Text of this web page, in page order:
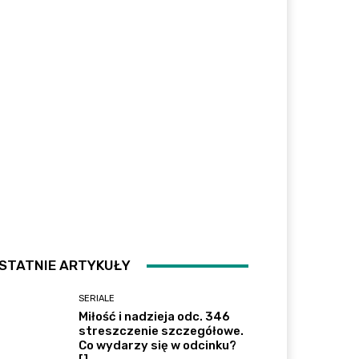
ARTYKUŁY
SERIALE
Miłość i nadzieja odc. 346
streszczenie szczegółowe.
Co wydarzy się w odcinku?